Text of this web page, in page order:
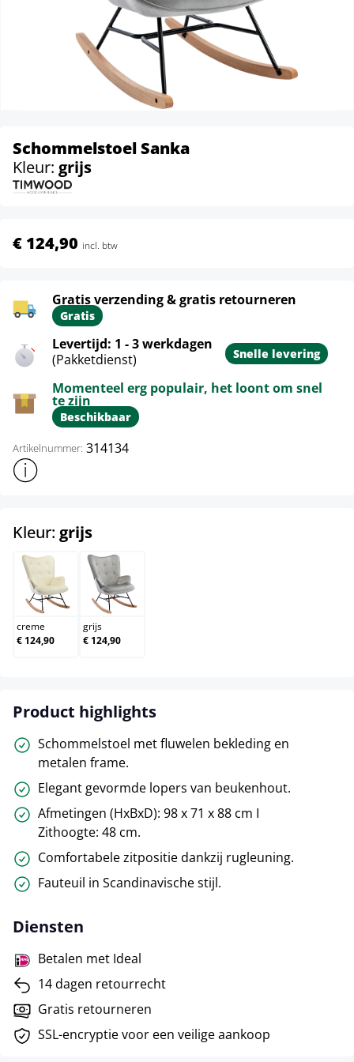
Schommelstoel Sanka
Kleur: grijs
€ 124,90 incl. btw
Gratis verzending & gratis retourneren
Gratis
Levertijd: 1 - 3 werkdagen
(Pakketdienst)
Snelle levering
Momenteel erg populair, het loont om snel
te zijn
Beschikbaar
Artikelnummer: 314134
Toon meer productinformatie
Kleur: grijsselect
creme
creme
€ 124,90
grijs
grijs
€ 124,90
Product highlights
Schommelstoel met fluwelen bekleding en
metalen frame.
Elegant gevormde lopers van beukenhout.
Afmetingen (HxBxD): 98 x 71 x 88 cm I
Zithoogte: 48 cm.
Comfortabele zitpositie dankzij rugleuning.
Fauteuil in Scandinavische stijl.
Diensten
Betalen met Ideal
14 dagen retourrecht
Gratis retourneren
SSL-encryptie voor een veilige aankoop